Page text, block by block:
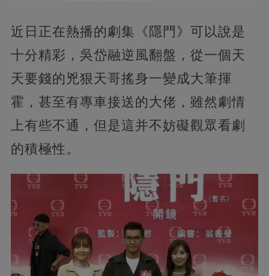
近日正在熱播的劇集《隱門》可以說是
十分精彩，吳岱融逆風翻盤，從一個天
天要錢的兇狠天哥搖身一變成大筆揮
霍，甚至有專車接送的大佬，雖然劇情
上有些不通，但是這并不妨礙觀眾看劇
的積極性。